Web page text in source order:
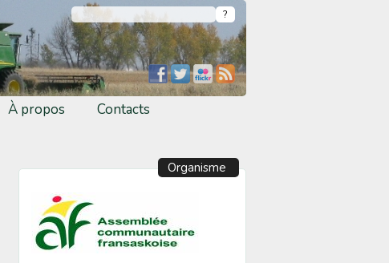
À propos Contacts
Organisme